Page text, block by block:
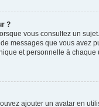
?
vous consultez un
messages que vous avez
et personnelle à chaque
ajouter un avatar en